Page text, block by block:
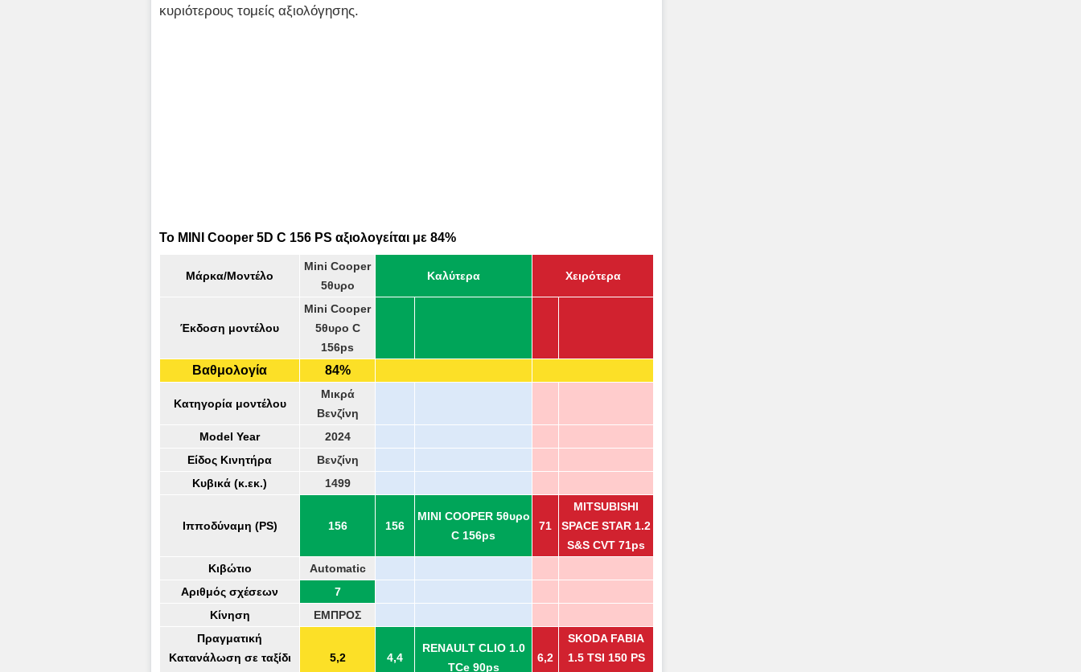
κυριότερους τομείς αξιολόγησης.
Το MINI Cooper 5D C 156 PS αξιολογείται με 84%
Μάρκα/Μοντέλο
Mini Cooper
5θυρο
Καλύτερα Χειρότερα
Έκδοση μοντέλου
Mini Cooper
5θυρο C
156ps
Βαθμολογία 84%
Κατηγορία μοντέλου
Μικρά
Βενζίνη
Model Year
2024
Είδος Κινητήρα
Βενζίνη
Κυβικά (κ.εκ.)
1499
Ιπποδύναμη (PS) 156 156
MINI COOPER 5θυρο
C 156ps
71
MITSUBISHI
SPACE STAR 1.2
S&S CVT 71ps
Κιβώτιο
Automatic
Αριθμός σχέσεων
7
Κίνηση
ΕΜΠΡΟΣ
Πραγματική
Κατανάλωση σε ταξίδι
5,2 4,4
RENAULT CLIO 1.0
TCe 90ps
6,2
SKODA FABIA
1.5 TSI 150 PS